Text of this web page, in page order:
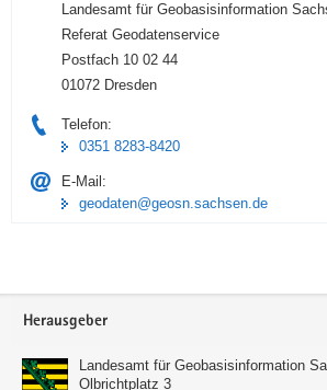
Landesamt für Geobasisinformation
Referat Geodatenservice
Postfach 10 02 44
01072 Dresden
Telefon:
0351 8283-8420
E-Mail:
geodaten@geosn.sachsen.de
Footer-
Herausgeber
Landesamt für Geobasisinformation
Olbrichtplatz 3